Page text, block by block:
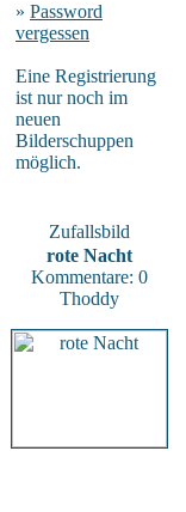
» Password
vergessen
Eine Registrierung
ist nur noch im
neuen
Bilderschuppen
möglich.
Zufallsbild
rote Nacht
Kommentare: 0
Thoddy